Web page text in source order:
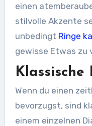
einen
stilvolle Akzente
unbedingt Ringe
gewisse Etwas zu
Klassische
Wenn du einen
bevorzugst, sind
einem einzelnen